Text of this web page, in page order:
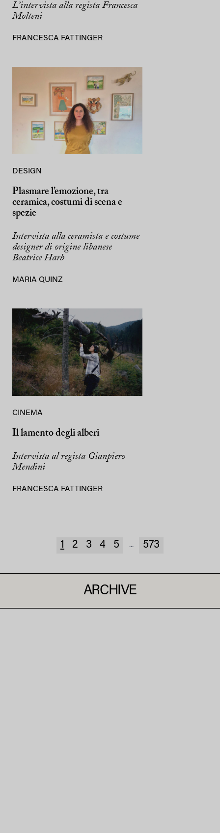
L’intervista alla regista Francesca
Molteni
FRANCESCA FATTINGER
DESIGN
Plasmare l’emozione, tra
ceramica, costumi di scena e
spezie
Intervista alla ceramista e costume
designer di origine libanese
Beatrice Harb
MARIA QUINZ
CINEMA
Il lamento degli alberi
Intervista al regista Gianpiero
Mendini
FRANCESCA FATTINGER
1 2 3 4 5 ... 573
ARCHIVE